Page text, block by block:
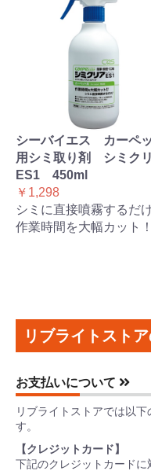
シーバイエス カーペ
用シミ取り剤 シミク
ES1 450ml
￥1,298
シミに直接噴霧するだけ
作業時間を大幅カット！
リブライトスト
お支払いについて
リブライトストアでは以
す。
【クレジットカード】
下記のクレジットカードに